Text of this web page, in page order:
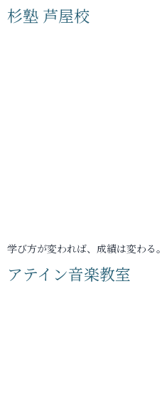
杉塾 芦屋校
学び方が変われば、成績は変わる。
アテイン音楽教室